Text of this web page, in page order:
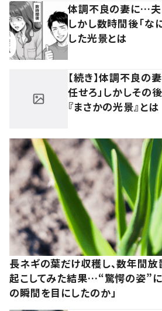
体調不良の妻に…夫
しかし数時間後「な
した光景とは
【続き】体調不良の
任せろ」しかしその
『まさかの光景』とは
長ネギの葉だけ収穫し、数年間
起こしてみた結果…“驚愕の姿”に
の瞬間を目にしたのか」